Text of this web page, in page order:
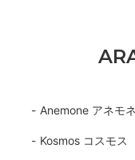
Anemone アネモネ
Kosmos コスモス